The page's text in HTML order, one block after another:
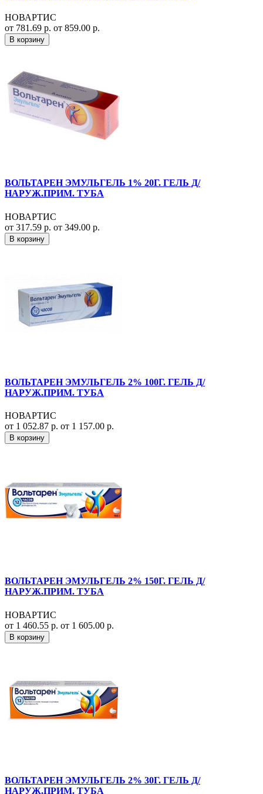
НОВАРТИС
от 781.69 р. от 859.00 р.
В корзину
ВОЛЬТАРЕН ЭМУЛЬГЕЛЬ 1% 20Г. ГЕЛЬ Д/
НАРУЖ.ПРИМ. ТУБА
НОВАРТИС
от 317.59 р. от 349.00 р.
В корзину
ВОЛЬТАРЕН ЭМУЛЬГЕЛЬ 2% 100Г. ГЕЛЬ Д/
НАРУЖ.ПРИМ. ТУБА
НОВАРТИС
от 1 052.87 р. от 1 157.00 р.
В корзину
ВОЛЬТАРЕН ЭМУЛЬГЕЛЬ 2% 150Г. ГЕЛЬ Д/
НАРУЖ.ПРИМ. ТУБА
НОВАРТИС
от 1 460.55 р. от 1 605.00 р.
В корзину
ВОЛЬТАРЕН ЭМУЛЬГЕЛЬ 2% 30Г. ГЕЛЬ Д/
НАРУЖ.ПРИМ. ТУБА